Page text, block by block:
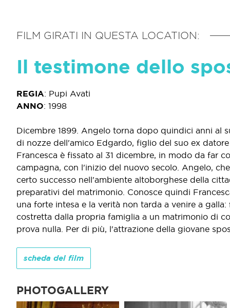
FILM GIRATI IN QUESTA LOCATION:
Il testimone dello
REGIA: Pupi Avati
ANNO: 1998
Dicembre 1899. Angelo torna dopo quindici anni al
di nozze dell'amico Edgardo, figlio del suo ex
Francesca è fissato al 31 dicembre, in modo da far
campagna, con l'inizio del nuovo secolo. Angelo,
certo successo nell'ambiente altoborghese della
preparativi del matrimonio. Conosce quindi
una forte intesa e la verità non tarda a venire a
costretta dalla propria famiglia a un matrimonio di
prova nulla. Per di più, l'attrazione della giovane
scheda del film
PHOTOGALLERY